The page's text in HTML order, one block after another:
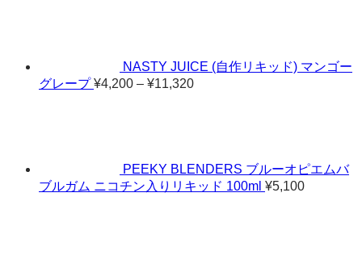
NASTY JUICE (自作リキッド) マンゴー
グレープ ¥4,200 – ¥11,320価
¥11,320
PEEKY BLENDERS ブルーオピエムバ
ブルガム ニコチン入りリキッド 100ml ¥5,100